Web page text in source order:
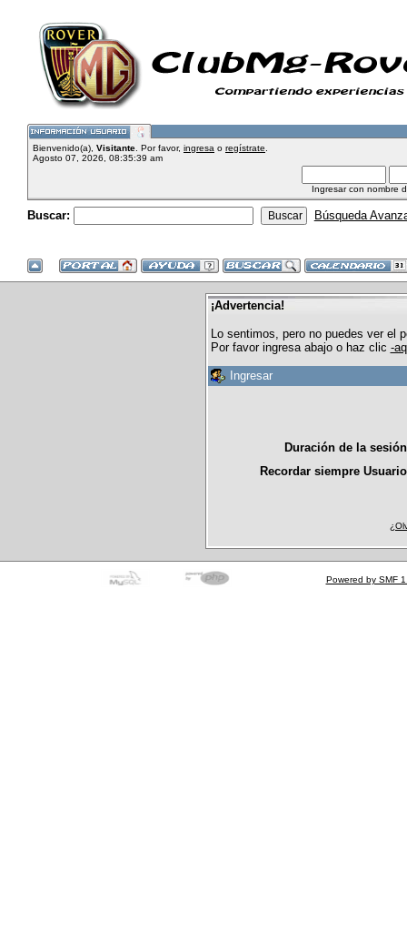
Bienvenido(a), Visitante . Por favor, ingresa o regístrate
Agosto 07, 2026, 08:35:39 am
Ingresar con nombre
Buscar: Búsqueda
¡Advertencia!
Lo sentimos, pero no puedes ver el
Por favor ingresa abajo o haz clic -
Ingresar
Duración de la
Recordar siempre
Powered by SMF